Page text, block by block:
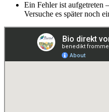
Ein Fehler ist aufgetreten
Versuche es später noch